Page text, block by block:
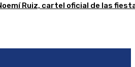
Ruiz, cartel oficial de las